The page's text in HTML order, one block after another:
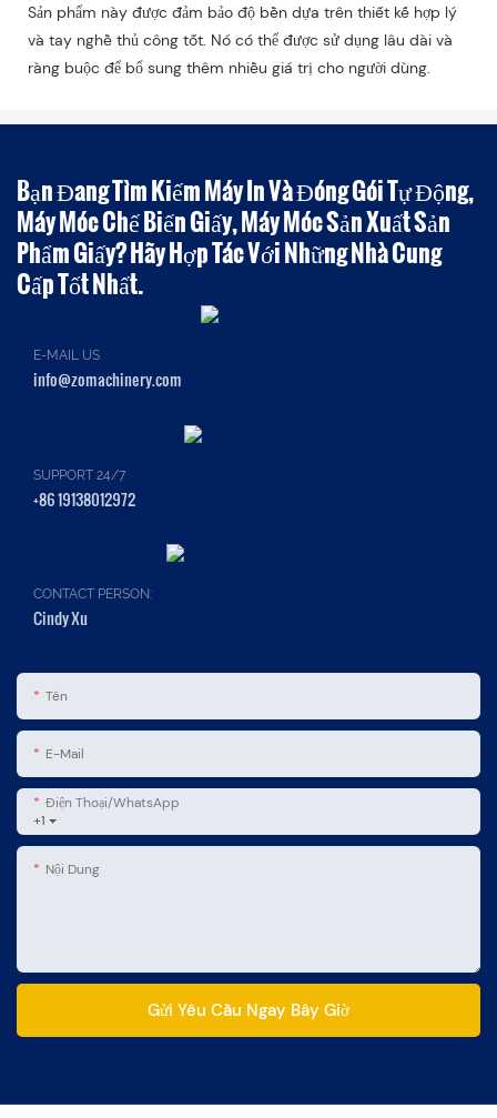
Sản phẩm này được đảm bảo độ bền dựa trên thiết kế hợp lý
và tay nghề thủ công tốt. Nó có thể được sử dụng lâu dài và
ràng buộc để bổ sung thêm nhiều giá trị cho người dùng.
Bạn Đang Tìm Kiếm Máy In Và Đóng Gói Tự Động,
Máy Móc Chế Biến Giấy, Máy Móc Sản Xuất Sản
Phẩm Giấy? Hãy Hợp Tác Với Những Nhà Cung
Cấp Tốt Nhất.
E-MAIL US
info@zomachinery.com
SUPPORT 24/7
+86 19138012972
CONTACT PERSON:
Cindy Xu
Tên
E-Mail
+1
Điện Thoại/WhatsApp
Nội Dung
Gửi Yêu Cầu Ngay Bây Giờ